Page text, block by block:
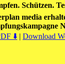
Schützen.
media
⬇️ | Download